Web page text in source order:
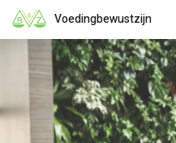
Voedingbewustzijn